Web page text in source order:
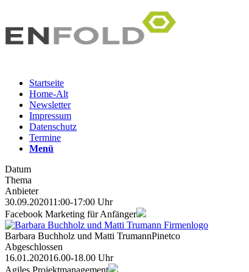
Startseite
Home-Alt
Newsletter
Impressum
Datenschutz
Termine
Menü
Datum
Thema
Anbieter
30.09.202011:00-17:00 Uhr
Facebook Marketing für Anfänger
Barbara Buchholz und Matti TrumannPinetco
Abgeschlossen
16.01.202016.00-18.00 Uhr
Agiles Projektmanagement